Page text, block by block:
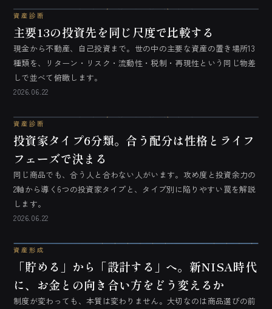
資産診断
主要13の投資先を同じ尺度で比較する
現金から不動産、自己投資まで。世の中の主要な資産の置き場所13
種類を、リターン・リスク・流動性・税制・再現性という同じ物差
しで並べて俯瞰します。
2026.06.22
資産診断
投資家タイプ6分類。合う配分は性格とライフ
フェーズで決まる
同じ商品でも、合う人と合わない人がいます。攻め度と投資余力の
2軸から導く6つの投資家タイプと、タイプ別に陥りやすい罠を解説
します。
2026.06.22
資産形成
「貯める」から「設計する」へ。新NISA時代
に、お金との向き合い方をどう変えるか
制度が変わっても、本質は変わりません。大切なのは商品選びの前